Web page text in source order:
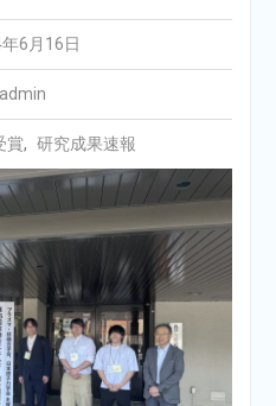
6月16日
admin
賞, 研究成果速報